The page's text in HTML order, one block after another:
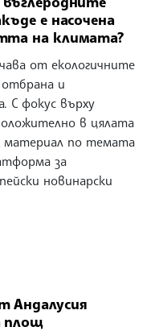
е насочена
на климата?
от екологичните
отбрана и
С фокус върху
в цялата
материал по темата
за
новинарски
Андалусия
площ